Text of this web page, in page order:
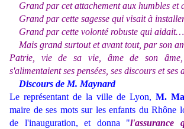
Grand par cet attachement aux humbles et
Grand par cette sagesse qui visait à
Grand par cette volonté robuste qui aidait…
Mais grand surtout et avant tout, par son
Patrie, vie de sa vie, âme de son
s'alimentaient ses pensées, ses discours et ses
Discours de M. Maynard
Le représentant de la ville de Lyon, M.
maire de ses mots sur les enfants du Rhône
de l'inauguration, et donna "l'assurance